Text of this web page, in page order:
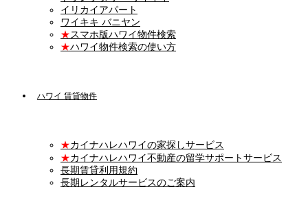
イリカイアパート
ワイキキ バニヤン
★スマホ版ハワイ物件検索
★ハワイ物件検索の使い方
ハワイ 賃貸物件
★カイナハレハワイの家探しサービス
★カイナハレハワイ不動産の留学サポートサービス
長期賃貸利用規約
長期レンタルサービスのご案内